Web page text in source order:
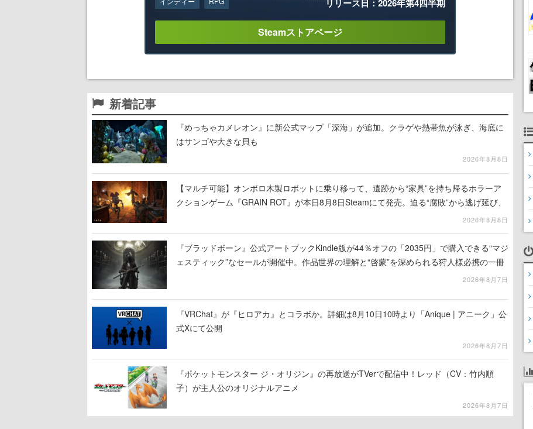
リリース日：2026年第4四半期
Steamストアページ
新着記事
『めっちゃカメレオン』に新公式マップ「深海」が追加。クラゲや熱帯魚が泳ぎ、海底に
はサンゴや大きな貝も
2026年8月8日
【マルチ可能】オンボロ木製ロボットに乗り移って、遺跡から“家具”を持ち帰るホラーア
クションゲーム『GRAIN ROT』が本日8月8日Steamにて発売。迫る“腐敗”から逃げ延び、
2026年8月8日
『ブラッドボーン』公式アートブックKindle版が44％オフの「2035円」で購入できる“マジ
ェスティック”なセールが開催中。作品世界の理解と“啓蒙”を深められる狩人様必携の一冊
2026年8月7日
『VRChat』が『ヒロアカ』とコラボか。詳細は8月10日10時より「Anique | アニーク」公
式Xにて公開
2026年8月7日
『ポケットモンスター ジ・オリジン』の再放送がTVerで配信中！レッド（CV：竹内順
子）が主人公のオリジナルアニメ
2026年8月7日